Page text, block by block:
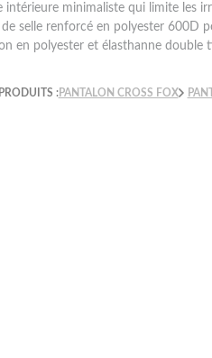
intérieure minimaliste qui limite les
de selle renforcé en polyester 600D
en polyester et élasthanne double
:PANTALON CROSS FOX